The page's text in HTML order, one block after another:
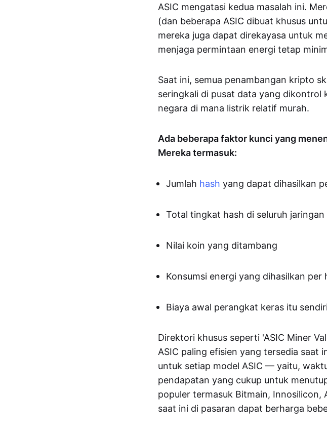
ASIC mengatasi kedua masalah ini.
(dan beberapa ASIC dibuat khusus
mereka juga dapat direkayasa untuk
menjaga permintaan energi tetap
Saat ini, semua penambangan kripto
seringkali di pusat data yang dikontrol
negara di mana listrik relatif murah.
Ada beberapa faktor kunci yang
Mereka termasuk:
Jumlah hash yang dapat dihasilkan
Total tingkat hash di seluruh jaringan
Nilai koin yang ditambang
Konsumsi energi yang dihasilkan per
Biaya awal perangkat keras itu
Direktori khusus seperti 'ASIC Miner
ASIC paling efisien yang tersedia saat
untuk setiap model ASIC — yaitu,
pendapatan yang cukup untuk
populer termasuk Bitmain, Innosilicon,
saat ini di pasaran dapat berharga